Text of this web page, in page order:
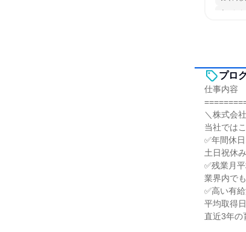
人とたく
プロ
仕事内容
＼株式会
当社では
✅年間休
土日祝休
✅残業月
業界内で
✅高い有
平均取得
直近3年の